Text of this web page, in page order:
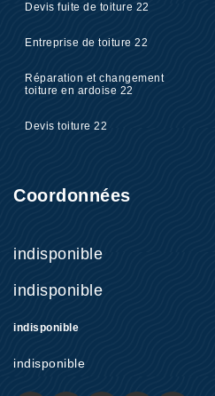
Devis fuite de toiture 22
Entreprise de toiture 22
Réparation et changement
toiture en ardoise 22
Devis toiture 22
Coordonnées
indisponible
indisponible
indisponible
indisponible